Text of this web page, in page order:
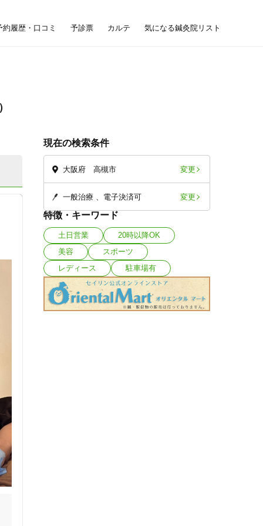
約履歴・口コミ 予診票 カルテ 気になる鍼灸院リスト
現在の検索条件
大阪府 高槻市 変更
一般治療 電子決済可 変更
特徴・キーワード
土日営業
20時以降OK
美容
スポーツ
レディース
駐車場有